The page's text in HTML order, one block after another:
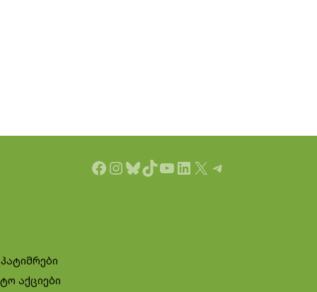
Facebook
Instagram
Bluesky
TikTok
YouTube
LinkedIn
X Telegram
აქციები